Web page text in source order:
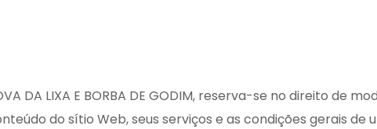
DA LIXA E BORBA DE GODIM, reserva-se no direito
do sítio Web, seus serviços e as condições gerais de